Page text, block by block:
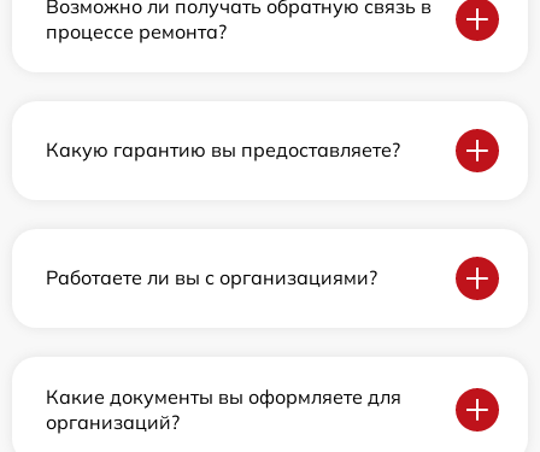
Возможно ли получать обратную связь в
процессе ремонта?
Какую гарантию вы предоставляете?
Работаете ли вы с организациями?
Какие документы вы оформляете для
организаций?